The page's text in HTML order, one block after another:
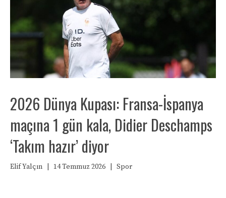
2026 Dünya Kupası: Fransa-İspanya
maçına 1 gün kala, Didier Deschamps
‘Takım hazır’ diyor
Elif Yalçın 14 Temmuz 2026 Spor